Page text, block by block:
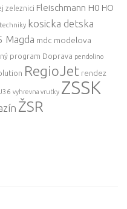
zeleznici Fleischmann H0 HO
kosicka detska
Magda mdc modelova
program Doprava pendolino
RegioJet rendez
vyhrevna vrutky ZSSK
ŽSR